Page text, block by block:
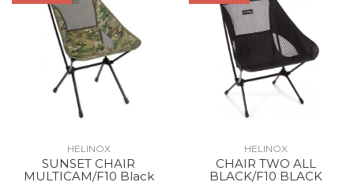
HELINOX
SUNSET CHAIR
MULTICAM/F10 Black
HELINOX
CHAIR TWO ALL
BLACK/F10 BLACK